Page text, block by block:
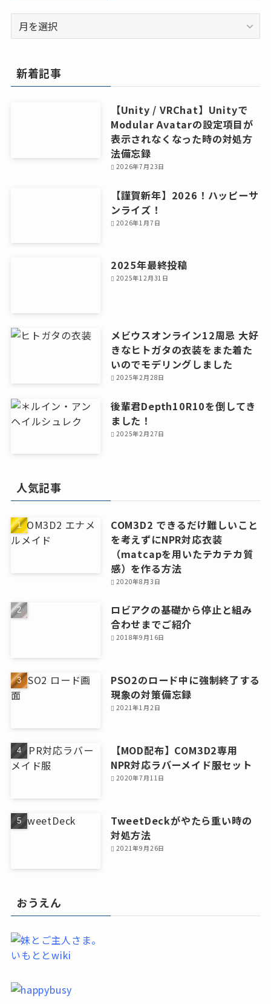
ー
イ
ブ
新着記事
【Unity / VRChat】Unityで
Modular Avatarの設定項目が
表示されなくなった時の対処方
法備忘録
2026年7月23日
【謹賀新年】2026！ハッピーサ
ンライズ！
2026年1月7日
2025年最終投稿
2025年12月31日
メビウスオンライン12周忌 大好
きなヒトガタの衣装をまた着た
いのでモデリングしました
2025年2月28日
後輩君Depth10R10を倒してき
ました！
2025年2月27日
人気記事
COM3D2 できるだけ難しいこと
を考えずにNPR対応衣装
（matcapを用いたテカテカ質
感）を作る方法
2020年8月3日
ロビアクの基礎から停止と組み
合わせまでご紹介
2018年9月16日
PSO2のロード中に強制終了する
現象の対策備忘録
2021年1月2日
【MOD配布】COM3D2専用
NPR対応ラバーメイド服セット
2020年7月11日
TweetDeckがやたら重い時の
対処方法
2021年9月26日
おうえん
いもととwiki